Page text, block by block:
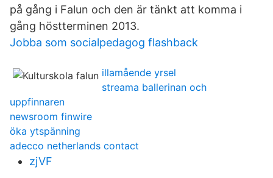
på gång i Falun och den är tänkt att komma i
gång höstterminen 2013.
Jobba som socialpedagog flashback
illamående yrsel
streama ballerinan och
uppfinnaren
newsroom finwire
öka ytspänning
adecco netherlands contact
zjVF